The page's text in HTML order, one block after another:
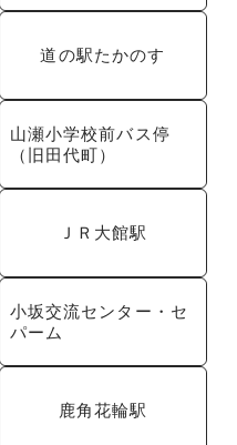
道の駅たかのす
山瀬小学校前バス停
（旧田代町）
ＪＲ大館駅
小坂交流センター・セ
パーム
鹿角花輪駅